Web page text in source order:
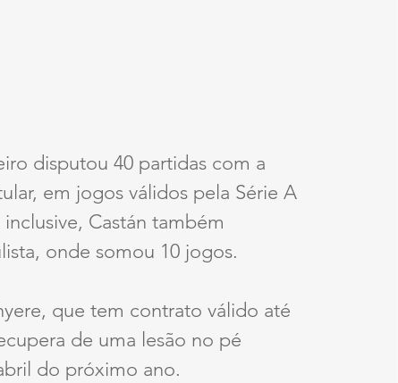
disputou 40 partidas com a
em jogos válidos pela Série A
Castán também
onde somou 10 jogos.
que tem contrato válido até
de uma lesão no pé
do próximo ano.